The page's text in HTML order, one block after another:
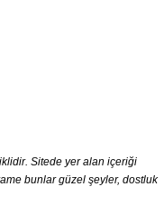
Sitede yer alan içeriği
bunlar güzel şeyler, dostluk